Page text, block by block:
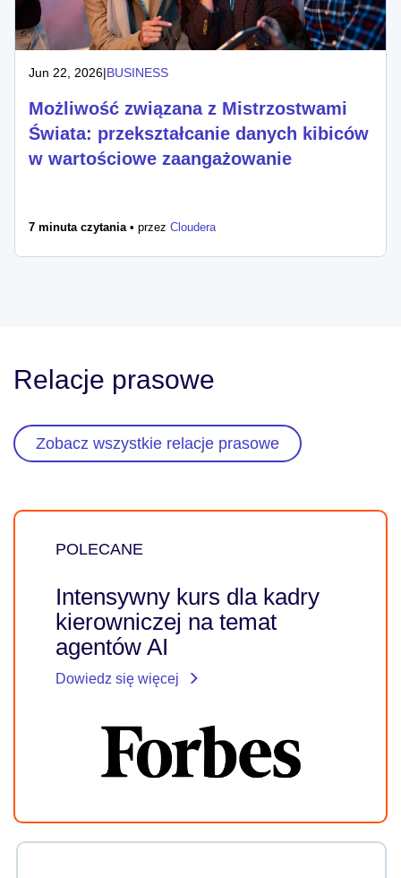
Jun 22, 2026|BUSINESS
Możliwość związana z Mistrzostwami
Świata: przekształcanie danych kibiców
w wartościowe zaangażowanie
7 minuta czytania • przez Cloudera
Relacje prasowe
Zobacz wszystkie relacje prasowe
POLECANE
Intensywny kurs dla kadry
kierowniczej na temat
agentów AI
Dowiedz się więcej